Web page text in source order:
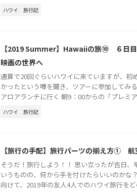
ハワイ 旅行記
【2019 Summer】Hawaiiの旅⑩ ６日
映画の世界へ
通算で20回ぐらいハワイに来ていますが、初
かったという噂を聞き、ツアーに参加してみ
アロアランチに行く 朝9：00からの「プレミ
ハワイ 旅行記
【旅行の手配】旅行パーツの揃え方① 航
そうだ！旅行しよう！！ 思い立ったが吉日、
いうものの、何から手を付けたらいいのかな
向けて、2019年の友人4人でのハワイ旅行を